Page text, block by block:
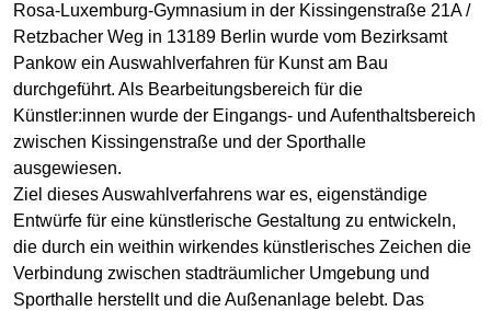
Rosa-Luxemburg-Gymnasium in der Kissingenstraße 21A /
Retzbacher Weg in 13189 Berlin wurde vom Bezirksamt
Pankow ein Auswahlverfahren für Kunst am Bau
durchgeführt. Als Bearbeitungsbereich für die
Künstler:innen wurde der Eingangs- und Aufenthaltsbereich
zwischen Kissingenstraße und der Sporthalle
ausgewiesen.
Ziel dieses Auswahlverfahrens war es, eigenständige
Entwürfe für eine künstlerische Gestaltung zu entwickeln,
die durch ein weithin wirkendes künstlerisches Zeichen die
Verbindung zwischen stadträumlicher Umgebung und
Sporthalle herstellt und die Außenanlage belebt. Das